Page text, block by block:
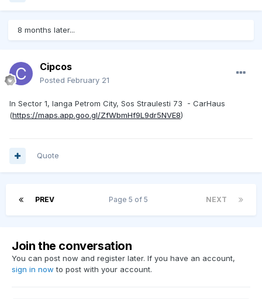
8 months later...
Cipcos
Posted February 21
In Sector 1, langa Petrom City, Sos Straulesti 73 - CarHaus
(https://maps.app.goo.gl/ZfWbmHf9L9dr5NVE8)
Quote
PREV NEXT
Page 5 of 5
Join the conversation
You can post now and register later. If you have an account,
sign in now to post with your account.